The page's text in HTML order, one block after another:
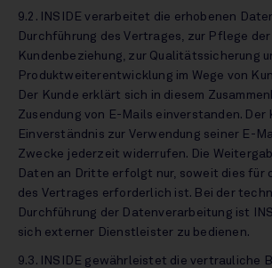
9.2. INSIDE verarbeitet die erhobenen
Durchführung des Vertrages, zur Pflege
Kundenbeziehung, zur Qualitätssicherung
Produktweiterentwicklung im Wege von
Der Kunde erklärt sich in diesem
Zusendung von E-Mails einverstanden. Der
Einverständnis zur Verwendung seiner E-
Zwecke jederzeit widerrufen. Die
Daten an Dritte erfolgt nur, soweit dies für
des Vertrages erforderlich ist. Bei der
Durchführung der Datenverarbeitung ist
sich externer Dienstleister zu bedienen.
9.3. INSIDE gewährleistet die vertrauliche